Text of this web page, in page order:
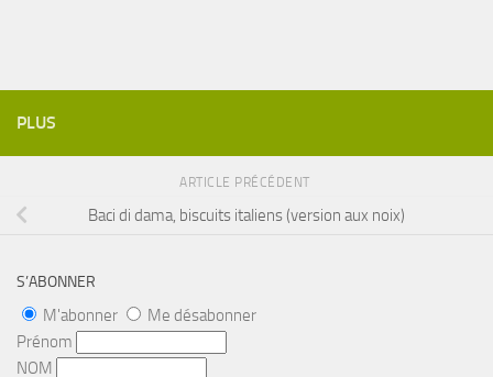
PLUS
ARTICLE PRÉCÉDENT
Baci di dama, biscuits italiens (version aux noix)
S’ABONNER
M'abonner
Me désabonner
Prénom
NOM